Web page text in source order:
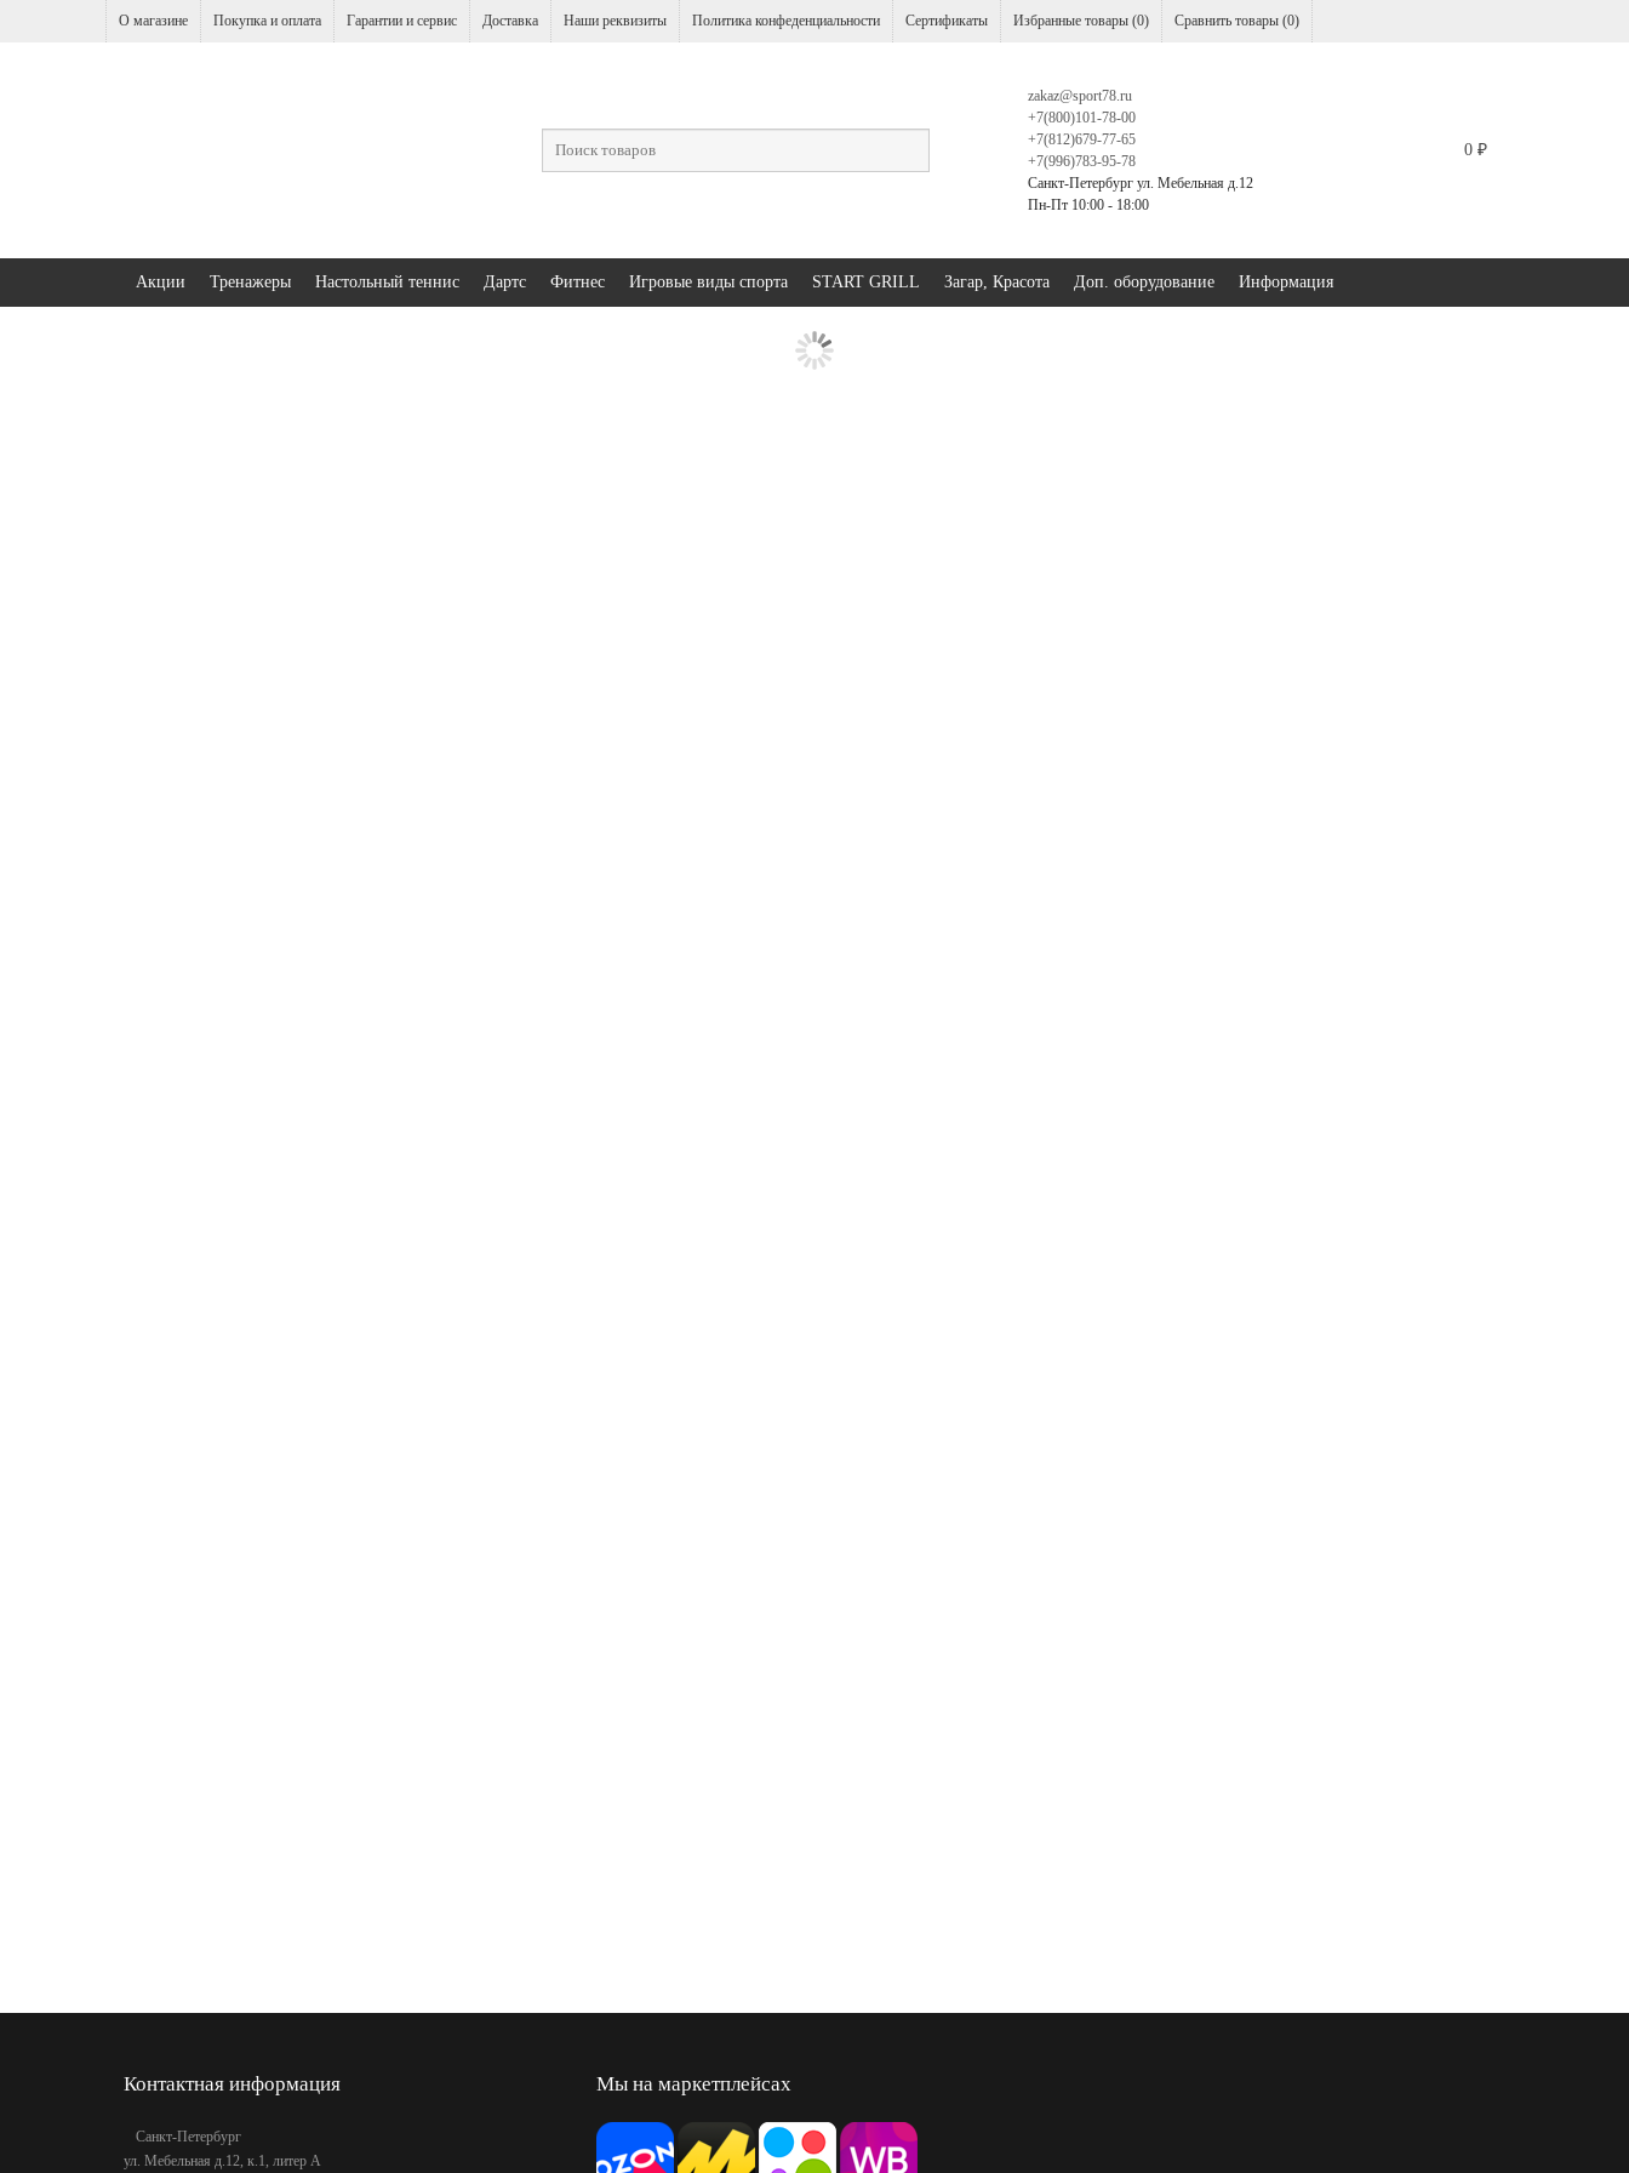
О магазине Покупка и оплата Гарантии и сервис Доставка Наши реквизиты Политика конфеденциальности Сертификаты Избранные товары (0) Сравнить товары (0)
zakaz@sport78.ru
+7(800)101-78-00
+7(812)679-77-65
+7(996)783-95-78
Санкт-Петербург ул. Мебельная д.12
Пн-Пт 10:00 - 18:00
0 ₽
Акции Тренажеры Настольный теннис Дартс Фитнес Игровые виды спорта START GRILL Загар, Красота Доп. оборудование Информация
Контактная информация
Санкт-Петербург
ул. Мебельная д.12, к.1, литер А
Мы на маркетплейсах